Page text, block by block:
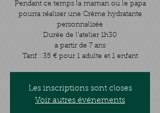
Pendant ce temps la maman ou le papa
pourra réaliser une Crème hydratante
personnalisée
Durée de l’atelier 1h30
a partir de 7 ans
Tarif : 35 € pour 1 adulte et 1 enfant
Les inscriptions sont closes
Voir autres événements